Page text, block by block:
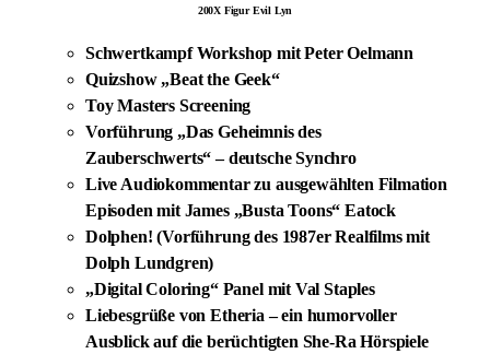
200X Figur Evil Lyn
Schwertkampf Workshop mit Peter Oelmann
Quizshow „Beat the Geek“
Toy Masters Screening
Vorführung „Das Geheimnis des
Zauberschwerts“ – deutsche Synchro
Live Audiokommentar zu ausgewählten Filmation
Episoden mit James „Busta Toons“ Eatock
Dolphen! (Vorführung des 1987er Realfilms mit
Dolph Lundgren)
„Digital Coloring“ Panel mit Val Staples
Liebesgrüße von Etheria – ein humorvoller
Ausblick auf die berüchtigten She-Ra Hörspiele